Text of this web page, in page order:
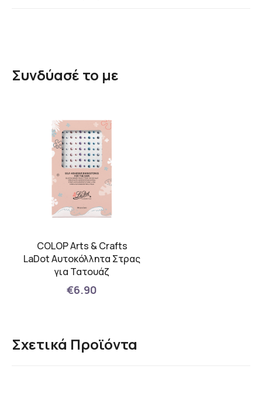
Συνδύασέ το με
COLOP Arts & Crafts
LaDot Αυτοκόλλητα Στρας
για Τατουάζ
€6.90
Σχετικά Προϊόντα